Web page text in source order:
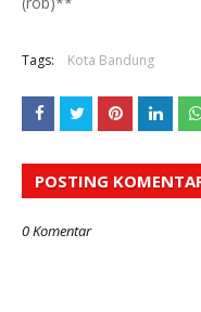
Tags: Kota Bandung
POSTING
0 Komentar